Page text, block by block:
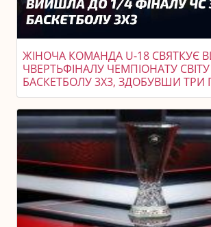
ЖІНОЧА КОМАНДА U-18 СВЯТКУЄ
ЧВЕРТЬФІНАЛУ ЧЕМПІОНАТУ
БАСКЕТБОЛУ 3X3, ЗДОБУВШИ ТРИ